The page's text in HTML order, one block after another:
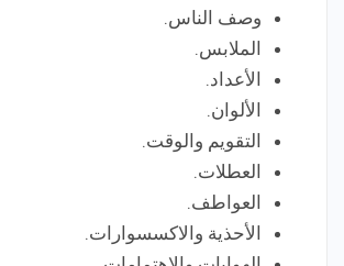
وصف الناس.
الملابس.
الأعداد.
الألوان.
التقويم والوقت.
العطلات.
العواطف.
الأحذية والاكسسوارات.